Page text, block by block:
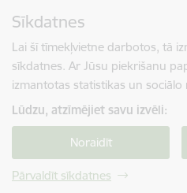
Sīkdatnes
Lai šī tīmekļvietne darbotos, tā
sīkdatnes. Ar Jūsu piekrišanu
izmantotas statistikas un sociālo
Lūdzu, atzīmējiet savu izvēli:
Noraidīt
Pārvaldīt sīkdatnes